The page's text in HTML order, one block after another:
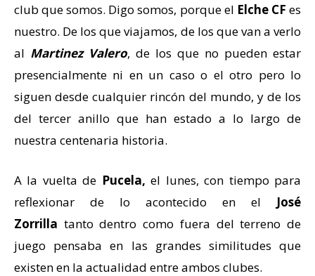
club que somos. Digo somos, porque el Elche CF es
nuestro. De los que viajamos, de los que van a verlo
al Martinez Valero, de los que no pueden estar
presencialmente ni en un caso o el otro pero lo
siguen desde cualquier rincón del mundo, y de los
del tercer anillo que han estado a lo largo de
nuestra centenaria historia.
A la vuelta de Pucela, el lunes, con tiempo para
reflexionar de lo acontecido en el José
Zorrilla tanto dentro como fuera del terreno de
juego pensaba en las grandes similitudes que
existen en la actualidad entre ambos clubes.